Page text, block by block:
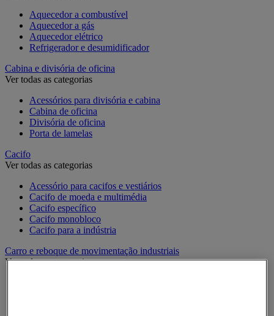
Aquecedor a combustível
Aquecedor a gás
Aquecedor elétrico
Refrigerador e desumidificador
Cabina e divisória de oficina
Ver todas as categorias
Acessórios para divisória e cabina
Cabina de oficina
Divisória de oficina
Porta de lamelas
Cacifo
Ver todas as categorias
Acessório para cacifos e vestiários
Cacifo de moeda e multimédia
Cacifo específico
Cacifo monobloco
Cacifo para a indústria
Carro e reboque de movimentação industriais
Ver todas as categorias